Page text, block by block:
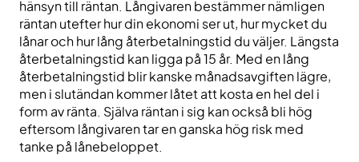
hänsyn till räntan. Långivaren bestämmer nämligen
räntan utefter hur din ekonomi ser ut, hur mycket du
lånar och hur lång återbetalningstid du väljer. Längsta
återbetalningstid kan ligga på 15 år. Med en lång
återbetalningstid blir kanske månadsavgiften lägre,
men i slutändan kommer låtet att kosta en hel del i
form av ränta. Själva räntan i sig kan också bli hög
eftersom långivaren tar en ganska hög risk med
tanke på lånebeloppet.